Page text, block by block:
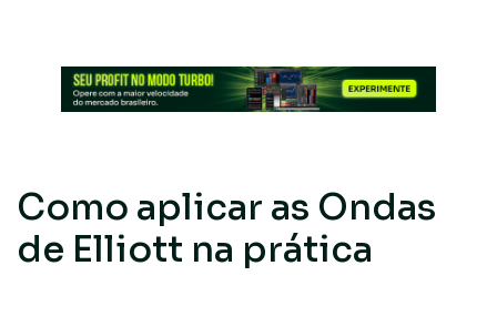
Como aplicar as Ondas
de Elliott na prática